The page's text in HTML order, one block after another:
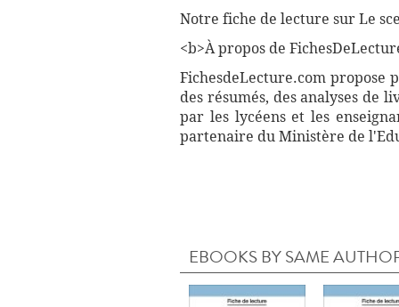
Notre fiche de lecture sur Le
<b>À propos de
FichesdeLecture.com propose
des résumés, des analyses de
par les lycéens et les
partenaire du Ministère de
EBOOKS BY SAME